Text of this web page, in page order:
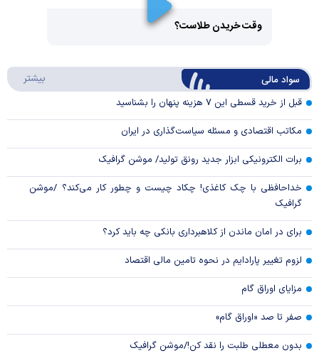
Video
وقت خریدن طلاست؟
سواد مالی بیشتر
قبل از خرید قسطی این ۷ هزینه پنهان را بشناسید
مکاتب اقتصادی و مسئله سیاست‌گذاری در ایران
برات الکترونیکی ابزار جدید رونق تولید/ موشن گرافیک
خداحافظی با چک کاغذی! چکاد چیست و چطور کار می‌کند؟ /موشن
گرافیک
برای در امان ماندن از کلاهبرداری بانکی چه باید کرد؟
لزوم تغییر پارادایم در نحوه تامین مالی اقتصاد
مزایای اوراق گام
صفر تا صد «اوراق گام»
بدون معطلی طلبت را نقد کن!/موشن گرافیک